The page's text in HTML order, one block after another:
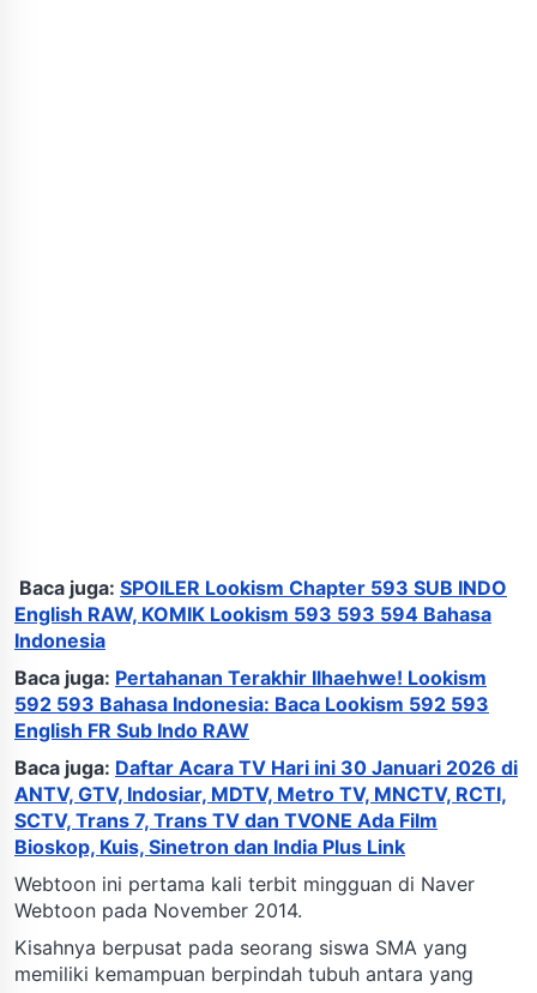
Baca juga: SPOILER Lookism Chapter 593 SUB INDO
English RAW, KOMIK Lookism 593 593 594 Bahasa
Indonesia
Baca juga: Pertahanan Terakhir Ilhaehwe! Lookism
592 593 Bahasa Indonesia: Baca Lookism 592 593
English FR Sub Indo RAW
Baca juga: Daftar Acara TV Hari ini 30 Januari 2026 di
ANTV, GTV, Indosiar, MDTV, Metro TV, MNCTV, RCTI,
SCTV, Trans 7, Trans TV dan TVONE Ada Film
Bioskop, Kuis, Sinetron dan India Plus Link
Webtoon ini pertama kali terbit mingguan di Naver
Webtoon pada November 2014.
Kisahnya berpusat pada seorang siswa SMA yang
memiliki kemampuan berpindah tubuh antara yang